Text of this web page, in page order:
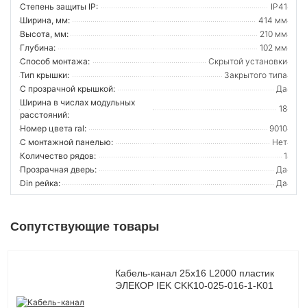
Степень защиты IP:
IP41
Ширина, мм:
414 мм
Высота, мм:
210 мм
Глубина:
102 мм
Способ монтажа:
Скрытой установки
Тип крышки:
Закрытого типа
С прозрачной крышкой:
Да
Ширина в числах модульных
расстояний:
18
Номер цвета ral:
9010
С монтажной панелью:
Нет
Количество рядов:
1
Прозрачная дверь:
Да
Din рейка:
Да
Сопутствующие товары
Кабель-канал 25х16 L2000 пластик
ЭЛЕКОР IEK CKK10-025-016-1-K01